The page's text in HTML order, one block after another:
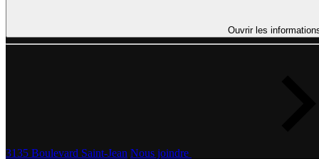
Ouvrir les
3135 Boulevard Saint-Jean Nous joindre